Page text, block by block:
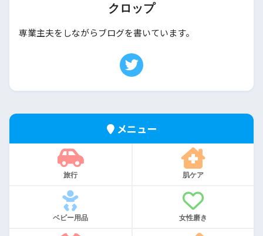
クロップ
専業主夫をしながらブログを書いています。
メニュー
旅行 肌ケア
ベビー用品 女性磨き